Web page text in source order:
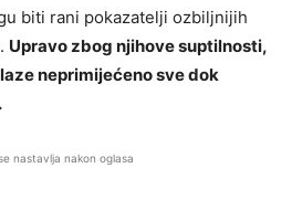
biti rani pokazatelji ozbiljnijih
. Upravo zbog njihove suptilnosti,
neprimijećeno sve dok
nastavlja nakon oglasa